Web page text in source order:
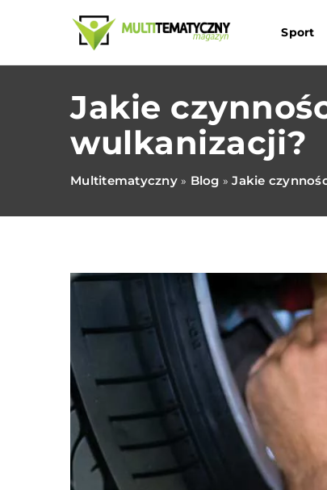
Sport
Jakie
wulkanizacji?
Multitematyczny» Blog »Jakie